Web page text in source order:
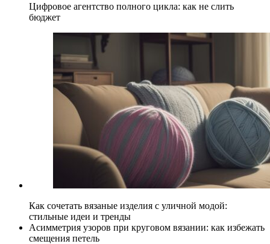
Цифровое агентство полного цикла: как не слить
бюджет
Как сочетать вязаные изделия с уличной модой:
стильные идеи и тренды
Асимметрия узоров при круговом вязании: как избежать
смещения петель